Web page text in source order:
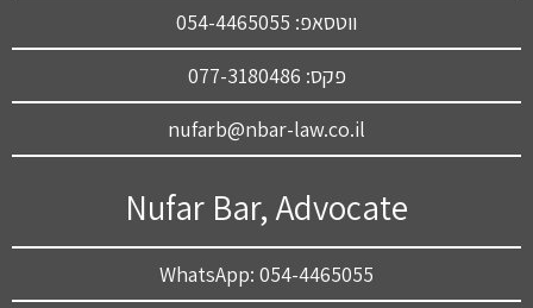
ווטסאפ: 054-4465055
פקס: 077-3180486
nufarb@nbar-law.co.il
Nufar Bar, Advocate
WhatsApp: 054-4465055